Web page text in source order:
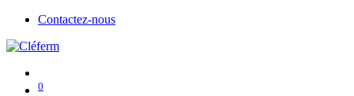
Contactez-nous
0